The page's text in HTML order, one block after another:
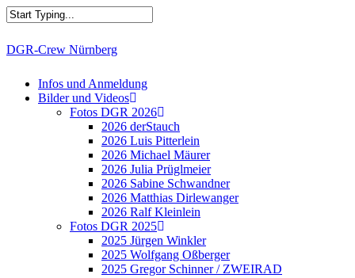
Skip
to
content
Close
DGR-Crew Nürnberg
search
Menu
Infos und Anmeldung
Bilder und Videos
Fotos DGR 2026
2026 derStauch
2026 Luis Pitterlein
2026 Michael Mäurer
2026 Julia Prüglmeier
2026 Sabine Schwandner
2026 Matthias Dirlewanger
2026 Ralf Kleinlein
Fotos DGR 2025
2025 Jürgen Winkler
2025 Wolfgang Oßberger
2025 Gregor Schinner / ZWEIRAD